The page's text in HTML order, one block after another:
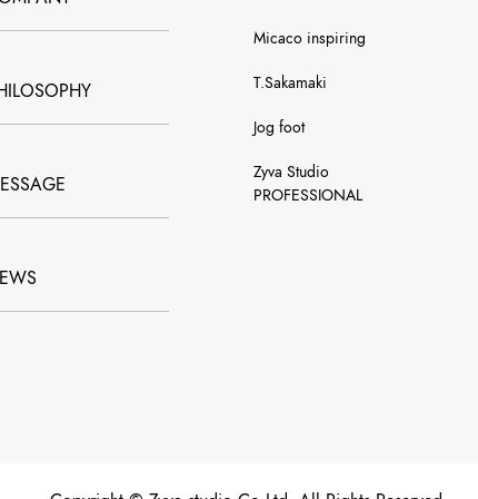
Micaco inspiring
T.Sakamaki
Jog foot
Zyva Studio
PROFESSIONAL